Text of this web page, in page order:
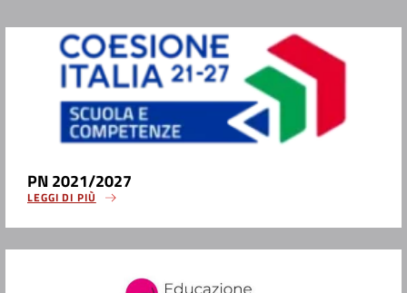
PN 2021/2027
LEGGI DI PIÙ